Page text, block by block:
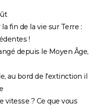
fin de la vie sur Terre :
!
depuis le Moyen Âge,
au bord de l'extinction il
vitesse ? Ce que vous